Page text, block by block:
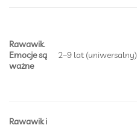
Rawawik.
Emocje są
ważne
2–9 lat (uniwersalny)
Rawawik i